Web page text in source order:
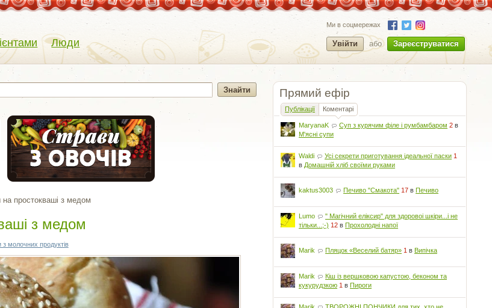
Люди
Ми в соцмережах
Увійти або Зареєструватися
Прямий ефір
Публікації Коментарі
MaryanaK Суп з курячим філе і румбамбаром 2 в
М'ясні супи
Waldi Усі секрети приготування ідеальної паски 1
в Домашній хліб своїми руками
kaktus3003 Печиво "Смакота" 17 вПечиво
Lumo
" Магічний еліксир" для здоровоі шкіри...і не
тільки...;-) 12 вПрохолодні напої
Marik Пляцок «Веселий батяр» 1 вВипічка
Marik
Кіш із вершковою капустою, беконом та
кукурудзкою 1 вПироги
простокваші з медом
з медом
з молочних продуктів